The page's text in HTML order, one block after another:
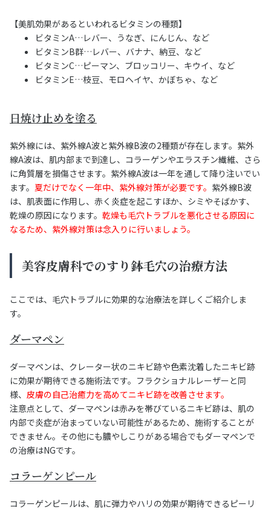
【美肌効果があるといわれるビタミンの種類】
ビタミンA…レバー、うなぎ、にんじん、など
ビタミンB群…レバー、バナナ、納豆、など
ビタミンC…ピーマン、ブロッコリー、キウイ、など
ビタミンE…枝豆、モロヘイヤ、かぼちゃ、など
日焼け止めを塗る
紫外線には、紫外線A波と紫外線B波の2種類が存在します。紫外
線A波は、肌内部まで到達し、コラーゲンやエラスチン繊維、さら
に角質層を損傷させます。紫外線A波は一年を通して降り注いでい
ます。 夏だけでなく一年中、紫外線対策が必要です。 紫外線B波
は、肌表面に作用し、赤く炎症を起こすほか、シミやそばかす、
乾燥の原因になります。 乾燥も毛穴トラブルを悪化させる原因に
なるため、紫外線対策は念入りに行いましょう。
美容皮膚科でのすり鉢毛穴の治療方法
ここでは、毛穴トラブルに効果的な治療法を詳しくご紹介しま
す。
ダーマペン
ダーマペンは、クレーター状のニキビ跡や色素沈着したニキビ跡
に効果が期待できる施術法です。フラクショナルレーザーと同
様、 皮膚の自己治癒力を高めてニキビ跡を改善させます。
注意点として、ダーマペンは赤みを帯びているニキビ跡は、肌の
内部で炎症が治まっていない可能性があるため、施術することが
できません。その他にも膿やしこりがある場合でもダーマペンで
の治療はNGです。
コラーゲンピール
コラーゲンピールは、肌に弾力やハリの効果が期待できるピーリ